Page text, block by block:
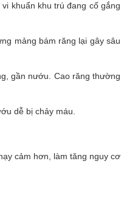
khuẩn khu trú đang cố gắng
mảng bám răng lại gây sâu
gần nướu. Cao răng thường
dễ bị chảy máu.
cảm hơn, làm tăng nguy cơ